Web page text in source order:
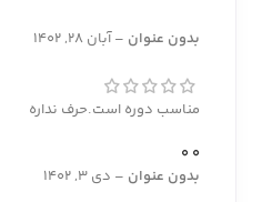
بدون عنوان – آبان 28, 1402
مناسب دوره است.حرف نداره
0
0
بدون عنوان – دی 3, 1402